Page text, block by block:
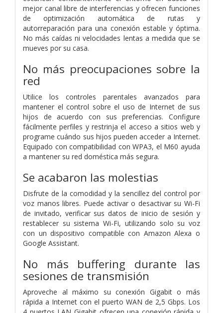
mejor canal libre de interferencias y ofrecen funciones
de optimización automática de rutas y
autorreparación para una conexión estable y óptima.
No más caídas ni velocidades lentas a medida que se
mueves por su casa.
No más preocupaciones sobre la
red
Utilice los controles parentales avanzados para
mantener el control sobre el uso de Internet de sus
hijos de acuerdo con sus preferencias. Configure
fácilmente perfiles y restrinja el acceso a sitios web y
programe cuándo sus hijos pueden acceder a Internet.
Equipado con compatibilidad con WPA3, el M60 ayuda
a mantener su red doméstica más segura.
Se acabaron las molestias
Disfrute de la comodidad y la sencillez del control por
voz manos libres. Puede activar o desactivar su Wi-Fi
de invitado, verificar sus datos de inicio de sesión y
restablecer su sistema Wi-Fi, utilizando solo su voz
con un dispositivo compatible con Amazon Alexa o
Google Assistant.
No más buffering durante las
sesiones de transmisión
Aproveche al máximo su conexión Gigabit o más
rápida a Internet con el puerto WAN de 2,5 Gbps. Los